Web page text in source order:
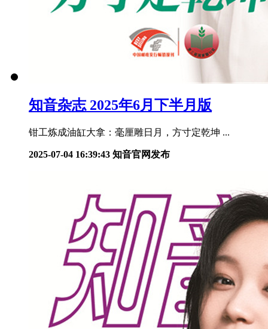
知音杂志 2025年6月下半月版
钳工炼成油缸大拿：毫厘雕日月，方寸定乾坤 ...
2025-07-04 16:39:43 知音官网发布